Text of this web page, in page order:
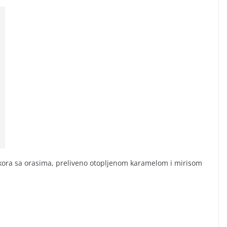
sa orasima, preliveno otopljenom karamelom i mirisom